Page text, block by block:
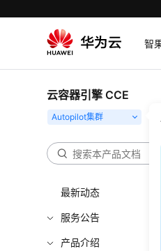
智
云容器引擎 CCE
最新动态
服务公告
产品介绍